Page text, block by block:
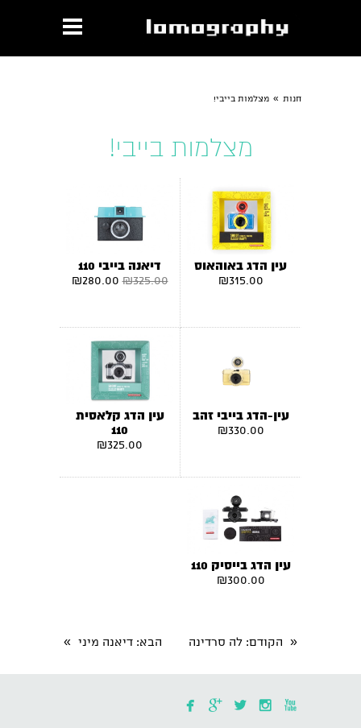
חנות » מצלמות בייבי!
מצלמות בייבי!
עין הדג באוהאוס
₪315.00
דיאנה בייבי 110
₪325.00
₪280.00
עין-הדג בייבי זהב
₪330.00
עין הדג קלאסית
110
₪325.00
עין הדג בייסיק 110
₪300.00
« הקודם: לה סרדינה הבא: דיאנה מיני »
    